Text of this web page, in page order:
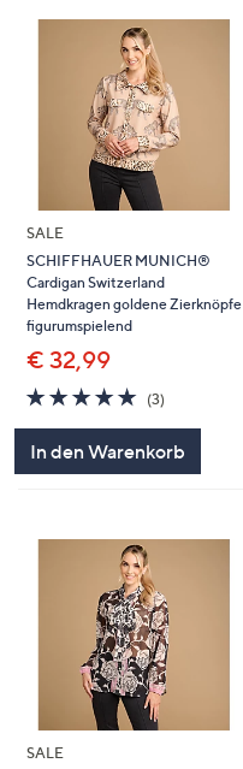
SALE
SCHIFFHAUER MUNICH®
Cardigan Switzerland
Hemdkragen goldene Zierknöpfe
figurumspielend
€ 32,99
5.0
von
(3)
In den Warenkorb
SALE